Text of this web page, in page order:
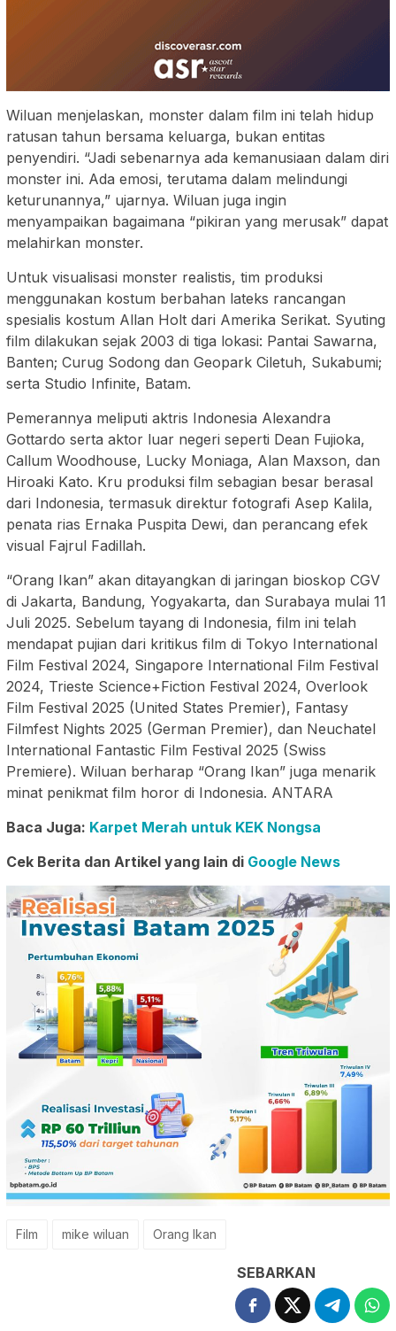
Wiluan menjelaskan, monster dalam film ini telah hidup
ratusan tahun bersama keluarga, bukan entitas
penyendiri. “Jadi sebenarnya ada kemanusiaan dalam diri
monster ini. Ada emosi, terutama dalam melindungi
keturunannya,” ujarnya. Wiluan juga ingin
menyampaikan bagaimana “pikiran yang merusak” dapat
melahirkan monster.
Untuk visualisasi monster realistis, tim produksi
menggunakan kostum berbahan lateks rancangan
spesialis kostum Allan Holt dari Amerika Serikat. Syuting
film dilakukan sejak 2003 di tiga lokasi: Pantai Sawarna,
Banten; Curug Sodong dan Geopark Ciletuh, Sukabumi;
serta Studio Infinite, Batam.
Pemerannya meliputi aktris Indonesia Alexandra
Gottardo serta aktor luar negeri seperti Dean Fujioka,
Callum Woodhouse, Lucky Moniaga, Alan Maxson, dan
Hiroaki Kato. Kru produksi film sebagian besar berasal
dari Indonesia, termasuk direktur fotografi Asep Kalila,
penata rias Ernaka Puspita Dewi, dan perancang efek
visual Fajrul Fadillah.
“Orang Ikan” akan ditayangkan di jaringan bioskop CGV
di Jakarta, Bandung, Yogyakarta, dan Surabaya mulai 11
Juli 2025. Sebelum tayang di Indonesia, film ini telah
mendapat pujian dari kritikus film di Tokyo International
Film Festival 2024, Singapore International Film Festival
2024, Trieste Science+Fiction Festival 2024, Overlook
Film Festival 2025 (United States Premier), Fantasy
Filmfest Nights 2025 (German Premier), dan Neuchatel
International Fantastic Film Festival 2025 (Swiss
Premiere). Wiluan berharap “Orang Ikan” juga menarik
minat penikmat film horor di Indonesia. ANTARA
Baca Juga: Karpet Merah untuk KEK Nongsa
Cek Berita dan Artikel yang lain di Google News
Film mike wiluan Orang Ikan
SEBARKAN